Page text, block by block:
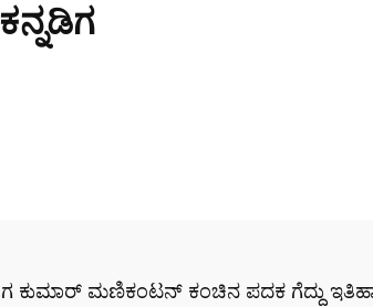
ಕುಮಾರ್ ಮಣಿಕಂಟನ್ ಕಂಚಿನ ಪದಕ ಗೆದ್ದು